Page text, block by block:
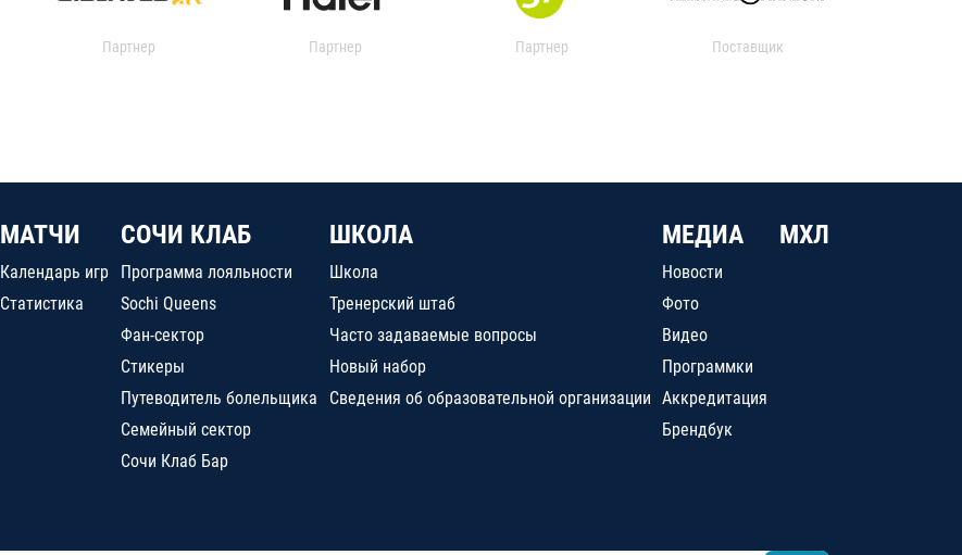
Партнер Партнер Партнер Поставщик
МАТЧИ
Календарь игр
Статистика
СОЧИ КЛАБ
Программа лояльности
Sochi Queens
Фан-сектор
Стикеры
Путеводитель болельщика
Семейный сектор
Сочи Клаб Бар
ШКОЛА
Школа
Тренерский штаб
Часто задаваемые вопросы
Новый набор
Сведения об образовательной организации
МЕДИА
Новости
Фото
Видео
Программки
Аккредитация
Брендбук
МХЛ